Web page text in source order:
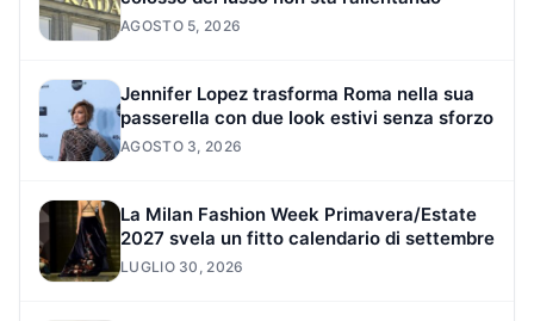
AGOSTO 5, 2026
Jennifer Lopez trasforma Roma nella sua
passerella con due look estivi senza sforzo
AGOSTO 3, 2026
La Milan Fashion Week Primavera/Estate
2027 svela un fitto calendario di settembre
LUGLIO 30, 2026